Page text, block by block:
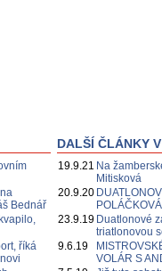
Bednář
říká
DALŠÍ ČLÁNKY
19.9.21 Na
Mitisková
20.9.20
23.9.19 Duatlonové
triatlonovou
9.6.19
VOLÁR S